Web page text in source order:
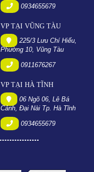
0934655679
VP TẠI VŨNG TÀU
225/3 Lưu Chí Hiếu,
Phường 10, Vũng Tàu
0911676267
VP TẠI HÀ TĨNH
06 Ngõ 06, Lê Bá
Cảnh, Đại Nài Tp. Hà Tĩnh
0934655679